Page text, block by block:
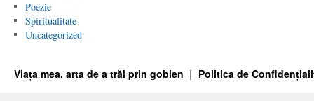
Poezie
Spiritualitate
Uncategorized
Viața mea, arta de a trăi prin goblen Politica de